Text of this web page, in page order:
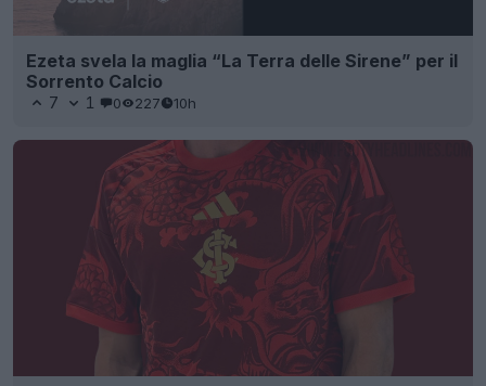
Ezeta svela la maglia “La Terra delle Sirene” per il
Sorrento Calcio
7 1 0 227 10h